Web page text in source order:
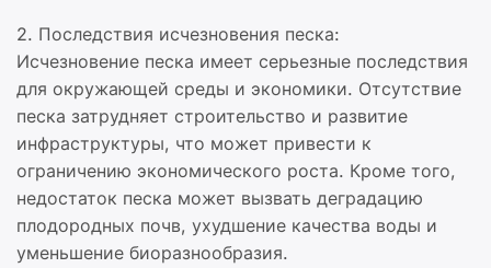
2. Последствия исчезновения песка:
Исчезновение песка имеет серьезные последствия
для окружающей среды и экономики. Отсутствие
песка затрудняет строительство и развитие
инфраструктуры, что может привести к
ограничению экономического роста. Кроме того,
недостаток песка может вызвать деградацию
плодородных почв, ухудшение качества воды и
уменьшение биоразнообразия.